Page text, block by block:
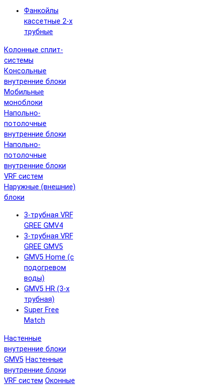
Фанкойлы
кассетные 2-х
трубные
Колонные сплит-
системы
Консольные
внутренние блоки
Мобильные
моноблоки
Напольно-
потолочные
внутренние блоки
Напольно-
потолочные
внутренние блоки
VRF систем
Наружные (внешние)
блоки
3-трубная VRF
GREE GMV4
3-трубная VRF
GREE GMV5
GMV5 Home (с
подогревом
воды)
GMV5 HR (3-х
трубная)
Super Free
Match
Настенные
внутренние блоки
GMV5 Настенные
внутренние блоки
VRF систем Оконные